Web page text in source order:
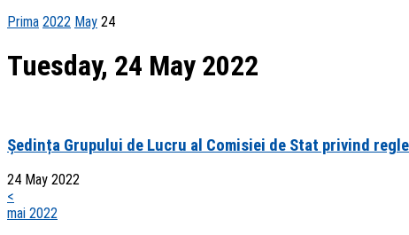
Prima 2022 May 24
Tuesday, 24 May 2022
Ședința Grupului de Lucru al Comisiei de Stat privind
24 May 2022
<
mai 2022